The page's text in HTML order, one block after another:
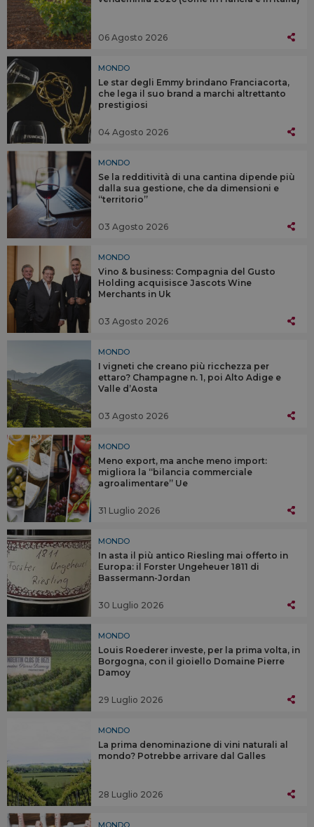
06 Agosto 2026
MONDO
Le star degli Emmy brindano Franciacorta,
che lega il suo brand a marchi altrettanto
prestigiosi
04 Agosto 2026
MONDO
Se la redditività di una cantina dipende più
dalla sua gestione, che da dimensioni e
“territorio”
03 Agosto 2026
MONDO
Vino & business: Compagnia del Gusto
Holding acquisisce Jascots Wine
Merchants in Uk
03 Agosto 2026
MONDO
I vigneti che creano più ricchezza per
ettaro? Champagne n. 1, poi Alto Adige e
Valle d’Aosta
03 Agosto 2026
MONDO
Meno export, ma anche meno import:
migliora la “bilancia commerciale
agroalimentare” Ue
31 Luglio 2026
MONDO
In asta il più antico Riesling mai offerto in
Europa: il Forster Ungeheuer 1811 di
Bassermann-Jordan
30 Luglio 2026
MONDO
Louis Roederer investe, per la prima volta, in
Borgogna, con il gioiello Domaine Pierre
Damoy
29 Luglio 2026
MONDO
La prima denominazione di vini naturali al
mondo? Potrebbe arrivare dal Galles
28 Luglio 2026